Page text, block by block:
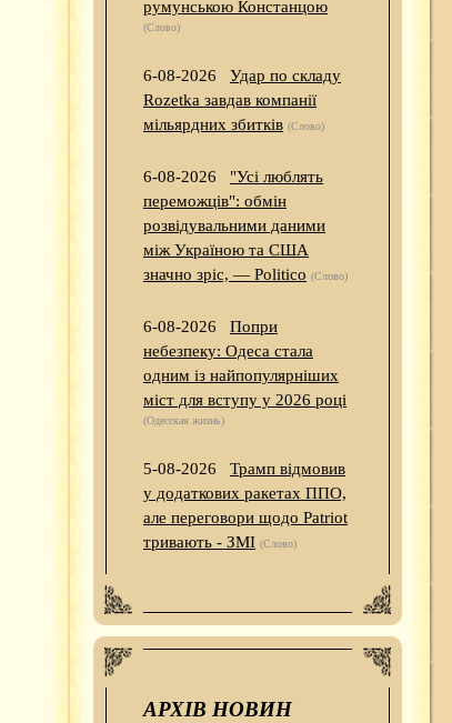
румунською Констанцою
(Слово)
6-08-2026
Удар по складу
Rozetka завдав компанії
мільярдних збитків (Слово)
6-08-2026
"Усі люблять
переможців": обмін
розвідувальними даними
між Україною та США
значно зріс, — Politico (Слово)
6-08-2026
Попри
небезпеку: Одеса стала
одним із найпопулярніших
міст для вступу у 2026 році
(Одесская жизнь)
5-08-2026
Трамп відмовив
у додаткових ракетах ППО,
але переговори щодо Patriot
тривають - ЗМІ (Слово)
АРХІВ НОВИН